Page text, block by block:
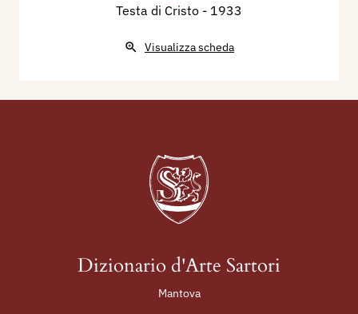
Testa di Cristo - 1933
Visualizza scheda
Dizionario d'Arte Sartori
Mantova